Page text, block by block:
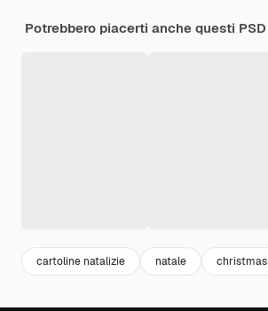
Potrebbero piacerti anche questi PSD
cartoline natalizie natale christmas